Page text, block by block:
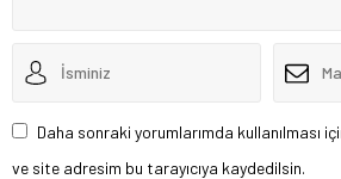
Daha sonraki yorumlarımda kullanılması
ve site adresim bu tarayıcıya kaydedilsin.